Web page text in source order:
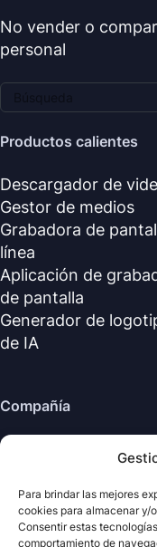
Para brindar las mejores
cookies para almacenar y/
Consentir estas
comportamiento de
No vender o
personal
Productos calientes
Descargador de
Gestor de medios
Grabadora de
línea
Aplicación de
de pantalla
Generador de
de IA
Compañía
Sobre nosotros
Centro de soporte